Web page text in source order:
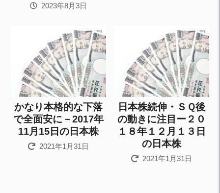
2023年8月3日
かなり本格的な下落
で全面安に－2017年
11月15日の日本株
2021年1月31日
日本株続伸・ＳＱ後
の動きに注目ー２０
１８年１２月１３日
の日本株
2021年1月31日